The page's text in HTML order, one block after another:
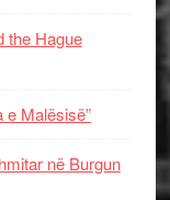
the Hague
e Malësisë”
në Burgun